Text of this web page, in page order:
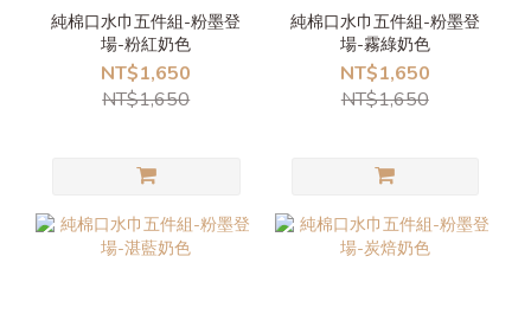
純棉口水巾五件組-粉墨登
場-粉紅奶色
NT$1,650
NT$1,650
純棉口水巾五件組-粉墨登
場-霧綠奶色
NT$1,650
NT$1,650